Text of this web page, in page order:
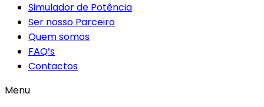
Simulador de Potência
Ser nosso Parceiro
Quem somos
FAQ’s
Contactos
Menu